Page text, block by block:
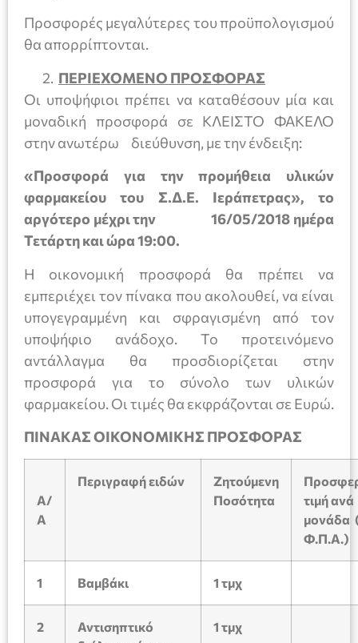
Προσφορές μεγαλύτερες του προϋπολογισμού
θα απορρίπτονται.
ΠΕΡΙΕΧΟΜΕΝΟ ΠΡΟΣΦΟΡΑΣ
Οι υποψήφιοι πρέπει να καταθέσουν μία και
μοναδική προσφορά σε ΚΛΕΙΣΤΟ ΦΑΚΕΛΟ
στην ανωτέρω διεύθυνση, με την ένδειξη:
«Προσφορά για την προμήθεια υλικών
φαρμακείου του Σ.Δ.Ε. Ιεράπετρας»,
το
αργότερο μέχρι την 16/05/2018 ημέρα
Τετάρτη και ώρα 19:00.
Η οικονομική προσφορά θα πρέπει να
εμπεριέχει τον πίνακα που ακολουθεί, να είναι
υπογεγραμμένη και σφραγισμένη από τον
υποψήφιο ανάδοχο. Το προτεινόμενο
αντάλλαγμα θα προσδιορίζεται στην
προσφορά για το σύνολο των υλικών
φαρμακείου. Οι τιμές θα εκφράζονται σε Ευρώ.
ΠΙΝΑΚΑΣ ΟΙΚΟΝΟΜΙΚΗΣ ΠΡΟΣΦΟΡΑΣ
Α/
Α
Περιγραφή ειδών
Ζητούμενη
Ποσότητα
τιμή ανά
μονάδα
Φ.Π.Α.)
1 Βαμβάκι 1 τμχ
2
Αντισηπτικό
1 τμχ